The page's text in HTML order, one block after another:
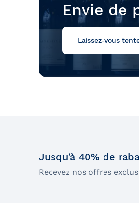
Envie de
Laissez-vous
Jusqu’à 40% de
Recevez nos offres